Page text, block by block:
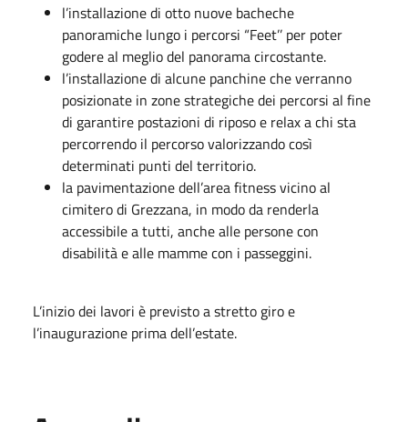
l’installazione di otto nuove bacheche
panoramiche lungo i percorsi “Feet’’ per poter
godere al meglio del panorama circostante.
l’installazione di alcune panchine che verranno
posizionate in zone strategiche dei percorsi al fine
di garantire postazioni di riposo e relax a chi sta
percorrendo il percorso valorizzando così
determinati punti del territorio.
la pavimentazione dell’area fitness vicino al
cimitero di Grezzana, in modo da renderla
accessibile a tutti, anche alle persone con
disabilità e alle mamme con i passeggini.
L’inizio dei lavori è previsto a stretto giro e
l’inaugurazione prima dell’estate.